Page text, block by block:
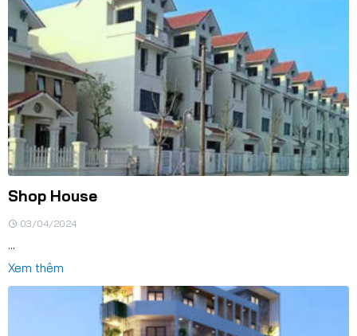
Shop House
03/04/2024
...
Xem thêm